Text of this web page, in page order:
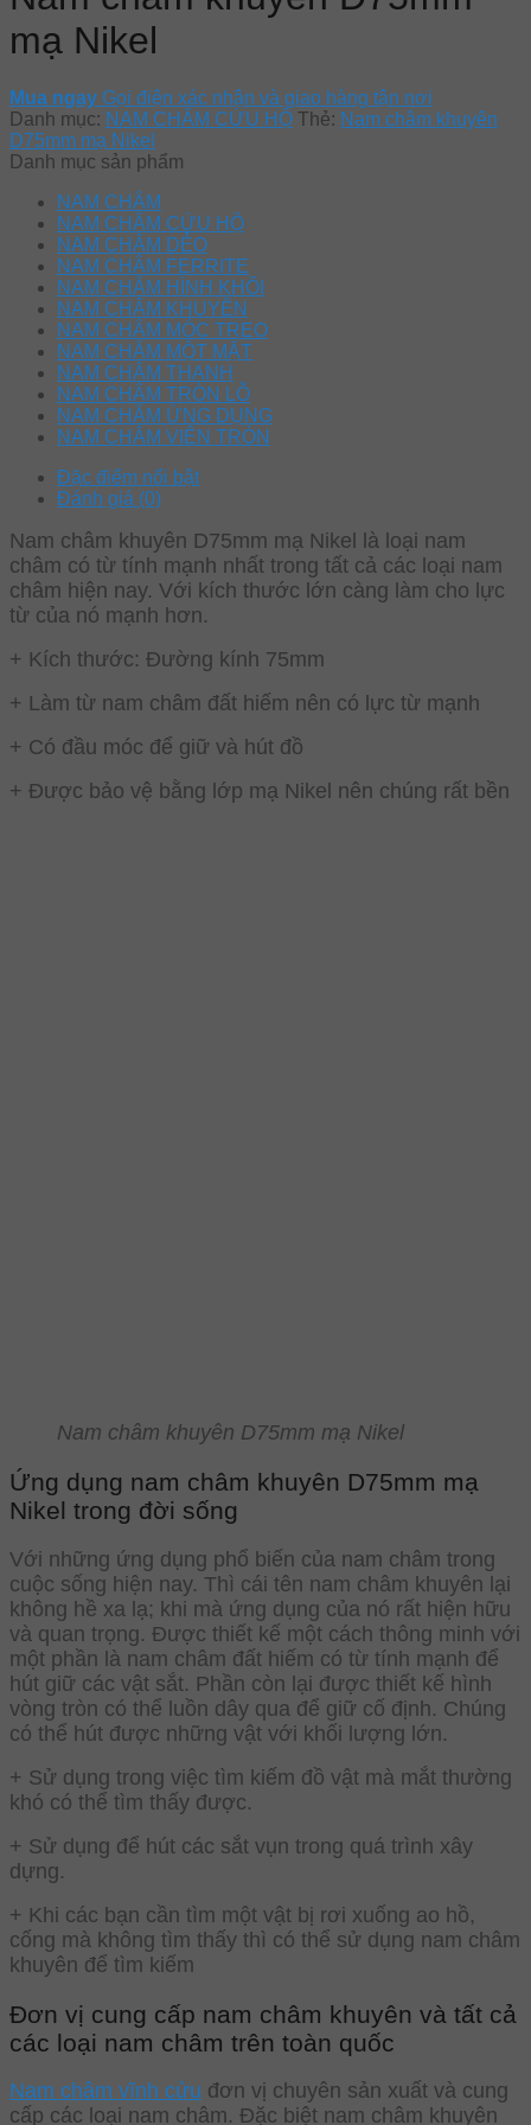
mạ Nikel
Mua ngay Gọi điện xác nhận và giao hàng tận nơi
Danh mục: NAM CHÂM CỨU HỘ Thẻ: Nam châm khuyên
D75mm mạ Nikel
Danh mục sản phẩm
NAM CHÂM
NAM CHÂM CỨU HỘ
NAM CHÂM DẺO
NAM CHÂM FERRITE
NAM CHÂM HÌNH KHỐI
NAM CHÂM KHUYÊN
NAM CHÂM MÓC TREO
NAM CHÂM MỘT MẶT
NAM CHÂM THANH
NAM CHÂM TRÒN LỖ
NAM CHÂM ỨNG DỤNG
NAM CHÂM VIÊN TRÒN
Đặc điểm nổi bật
Đánh giá (0)
Nam châm khuyên D75mm mạ Nikel là loại nam
châm có từ tính mạnh nhất trong tất cả các loại nam
châm hiện nay. Với kích thước lớn càng làm cho lực
từ của nó mạnh hơn.
+ Kích thước: Đường kính 75mm
+ Làm từ nam châm đất hiếm nên có lực từ mạnh
+ Có đầu móc để giữ và hút đồ
+ Được bảo vệ bằng lớp mạ Nikel nên chúng rất bền
Nam châm khuyên D75mm mạ Nikel
Ứng dụng nam châm khuyên D75mm mạ
Nikel trong đời sống
Với những ứng dụng phổ biến của nam châm trong
cuộc sống hiện nay. Thì cái tên nam châm khuyên lại
không hề xa lạ; khi mà ứng dụng của nó rất hiện hữu
và quan trọng. Được thiết kế một cách thông minh với
một phần là nam châm đất hiếm có từ tính mạnh để
hút giữ các vật sắt. Phần còn lại được thiết kế hình
vòng tròn có thể luồn dây qua để giữ cố định. Chúng
có thể hút được những vật với khối lượng lớn.
+ Sử dụng trong việc tìm kiếm đồ vật mà mắt thường
khó có thể tìm thấy được.
+ Sử dụng để hút các sắt vụn trong quá trình xây
dựng.
+ Khi các bạn cần tìm một vật bị rơi xuống ao hồ,
cống mà không tìm thấy thì có thể sử dụng nam châm
khuyên để tìm kiếm
Đơn vị cung cấp nam châm khuyên và tất cả
các loại nam châm trên toàn quốc
Nam châm vĩnh cửu đơn vị chuyên sản xuất và cung
cấp các loại nam châm. Đặc biệt nam châm khuyên